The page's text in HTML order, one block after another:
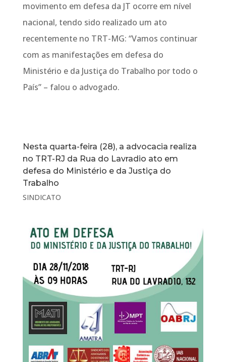
movimento em defesa da JT ocorre em nível
nacional, tendo sido realizado um ato
recentemente no TRT-MG: “Vamos continuar
com as manifestações em defesa do
Ministério e da Justiça do Trabalho por todo o
País” – falou o advogado.
Nesta quarta-feira (28), a advocacia realiza
no TRT-RJ da Rua do Lavradio ato em
defesa do Ministério e da Justiça do
Trabalho
SINDICATO